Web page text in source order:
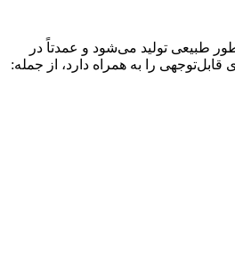
طبیعی تولید می‌شود و عمدتاً در
را به همراه دارد، از جمله: